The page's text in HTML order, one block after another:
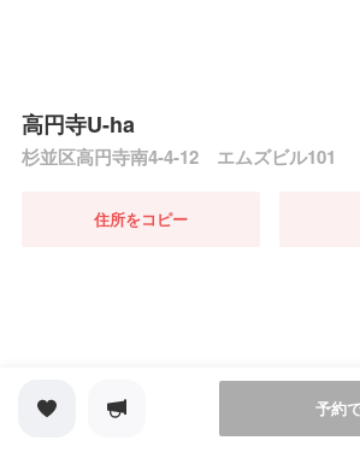
高円寺U-ha
杉並区高円寺南4-4-12 エムズビル101
住所をコピー
予約